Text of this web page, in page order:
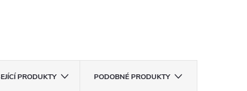
PRODUKTY PODOBNÉ PRODUKTY